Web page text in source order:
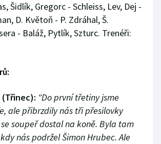
Šidlík, Gregorc - Schleiss, Lev, Dej -
D. Květoň - P. Zdráhal, Š.
- Baláž, Pytlík, Szturc. Trenéři:
(Třinec): "Do první třetiny jsme
ale přibrzdily nás tři přesilovky
soupeř dostal na koně. Byla tam
nás podržel Šimon Hrubec. Ale